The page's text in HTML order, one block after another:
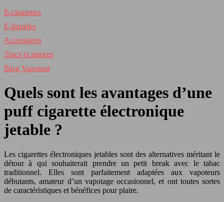
E-cigarettes
E-liquides
Accessoires
Trucs et astuces
Blog Vapoteur
Quels sont les avantages d’une
puff cigarette électronique
jetable ?
Les cigarettes électroniques jetables sont des alternatives méritant le
détour à qui souhaiterait prendre un petit break avec le tabac
traditionnel. Elles sont parfaitement adaptées aux vapoteurs
débutants, amateur d’un vapotage occasionnel, et ont toutes sortes
de caractéristiques et bénéfices pour plaire.